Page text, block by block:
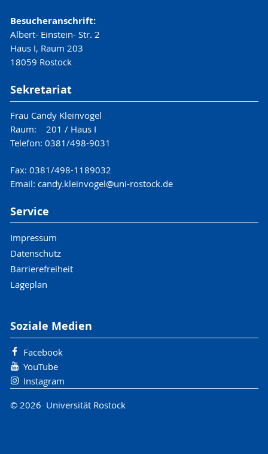
Besucheranschrift:
Albert- Einstein- Str. 2
Haus I, Raum 203
18059 Rostock
Sekretariat
Frau Candy Kleinvogel
Raum: 201 / Haus I
Telefon: 0381/498-9031
Fax: 0381/498-1189032
Email: candy.kleinvogel@uni-rostock.de
Service
Impressum
Datenschutz
Barrierefreiheit
Lageplan
Soziale Medien
Facebook
YouTube
Instagram
© 2026 Universität Rostock